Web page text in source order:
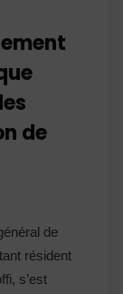
de
de
résident
s’est